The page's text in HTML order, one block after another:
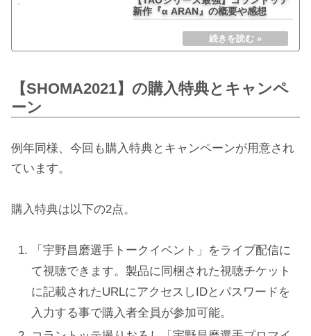
新作『α ARAN』の概要や感想
【SHOMA2021】の購入特典とキャンペ
ーン
例年同様、今回も購入特典とキャンペーンが用意され
ています。
購入特典は以下の2点。
「宇野昌磨選手トークイベント」をライブ配信に
て視聴できます。製品に同梱された視聴チケット
に記載されたURLにアクセスしIDとパスワードを
入力する事で購入者全員が参加可能。